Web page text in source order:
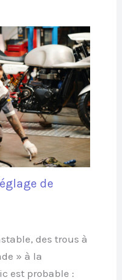
de
des trous à
» à la
est probable :